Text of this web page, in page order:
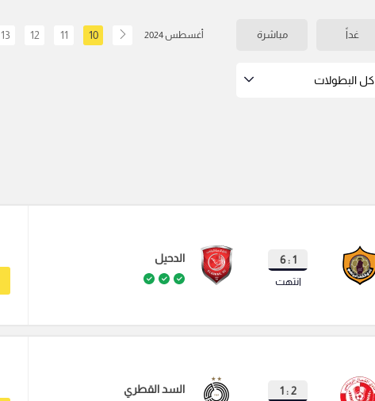
غداً مباشرة أغسطس 2024 10
11
12
13
كل البطولات
1 : 6
انتهت
الدحيل
2 : 1 السد القطري